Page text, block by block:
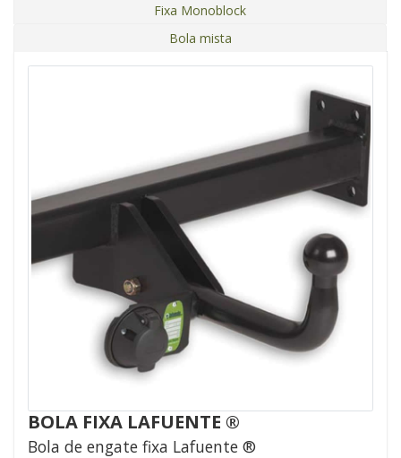
Fixa Monoblock
Bola mista
BOLA FIXA LAFUENTE ®
Bola de engate fixa Lafuente ®